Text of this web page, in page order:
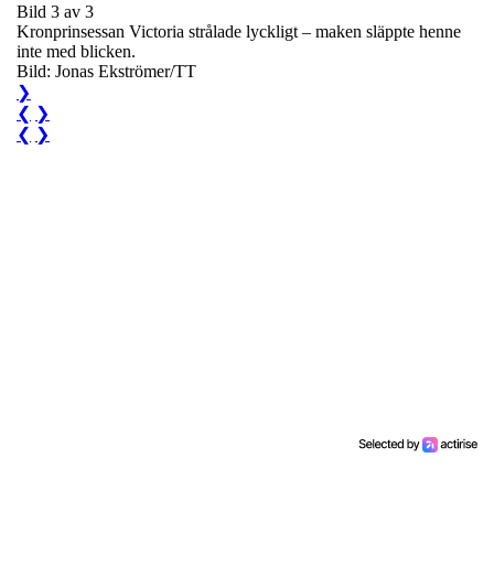
Bild 3 av 3
Kronprinsessan Victoria strålade lyckligt – maken släppte henne
inte med blicken.
Bild: Jonas Ekströmer/TT
❯
❮ ❯
❮ ❯